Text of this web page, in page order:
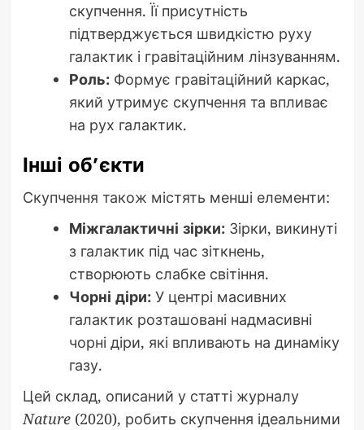
скупчення. Її присутність
підтверджується швидкістю руху
галактик і гравітаційним лінзуванням.
Роль:Формує гравітаційний каркас,
який утримує скупчення та впливає
на рух галактик.
Інші об’єкти
Скупчення також містять менші елементи:
Міжгалактичні зірки:Зірки, викинуті
з галактик під час зіткнень,
створюють слабке світіння.
Чорні діри:У центрі масивних
галактик розташовані надмасивні
чорні діри, які впливають на динаміку
газу.
Цей склад, описаний у статті журналу
Nature(2020), робить скупчення ідеальними